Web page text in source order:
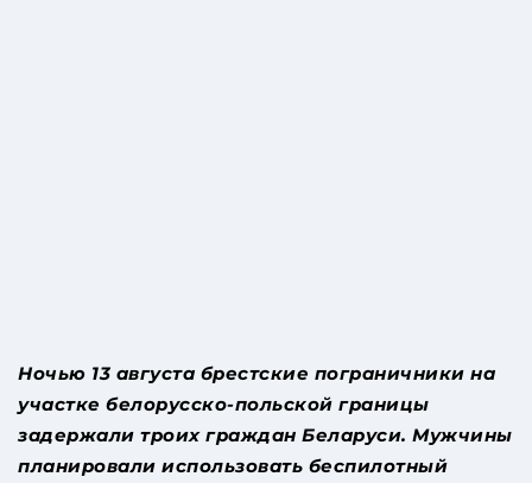
Ночью 13 августа брестские пограничники на
участке белорусско-польской границы
задержали троих граждан Беларуси. Мужчины
планировали использовать беспилотный